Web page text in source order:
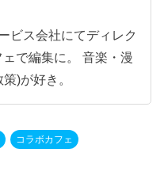
ビス会社にてディレク
で編集に。 音楽・漫
)が好き。
コラボカフェ